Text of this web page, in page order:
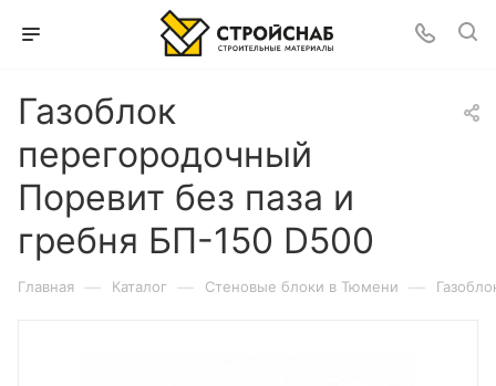
Газоблок
перегородочный
Поревит без паза и
гребня БП-150 D500
Главная — Каталог — Cтеновые блоки в Тюмени —